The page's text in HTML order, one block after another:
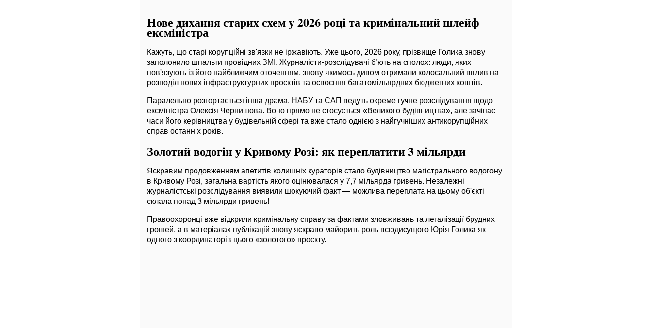
Нове дихання старих схем у 2026 році та кримінальний шлейф
ексміністра
Кажуть, що старі корупційні зв'язки не іржавіють. Уже цього, 2026 року, прізвище Голика знову
заполонило шпальти провідних ЗМІ. Журналісти-розслідувачі б’ють на сполох: люди, яких
пов'язують із його найближчим оточенням, знову якимось дивом отримали колосальний вплив на
розподіл нових інфраструктурних проєктів та освоєння багатомільярдних бюджетних коштів.
Паралельно розгортається інша драма. НАБУ та САП ведуть окреме гучне розслідування щодо
ексміністра Олексія Чернишова. Воно прямо не стосується «Великого будівництва», але зачіпає
часи його керівництва у будівельній сфері та вже стало однією з найгучніших антикорупційних
справ останніх років.
Золотий водогін у Кривому Розі: як переплатити 3 мільярди
Яскравим продовженням апетитів колишніх кураторів стало будівництво магістрального водогону
в Кривому Розі, загальна вартість якого оцінювалася у 7,7 мільярда гривень. Незалежні
журналістські розслідування виявили шокуючий факт — можлива переплата на цьому об'єкті
склала понад 3 мільярди гривень!
Правоохоронці вже відкрили кримінальну справу за фактами зловживань та легалізації брудних
грошей, а в матеріалах публікацій знову яскраво майорить роль всюдисущого Юрія Голика як
одного з координаторів цього «золотого» проєкту.